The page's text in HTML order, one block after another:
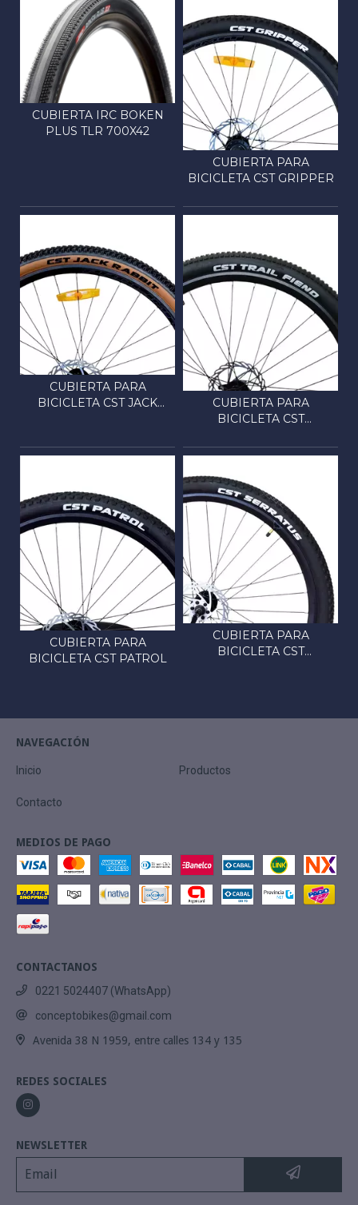
CUBIERTA IRC BOKEN
PLUS TLR 700X42
CUBIERTA PARA
BICICLETA CST GRIPPER
CUBIERTA PARA
BICICLETA CST JACK
CUBIERTA PARA
BICICLETA CST
CUBIERTA PARA
BICICLETA CST PATROL
CUBIERTA PARA
BICICLETA CST
NAVEGACIÓN
Inicio Productos
Contacto
MEDIOS DE PAGO
CONTACTANOS
0221 5024407 (WhatsApp)
conceptobikes@gmail.com
Avenida 38 N 1959, entre calles 134 y 135
REDES SOCIALES
NEWSLETTER